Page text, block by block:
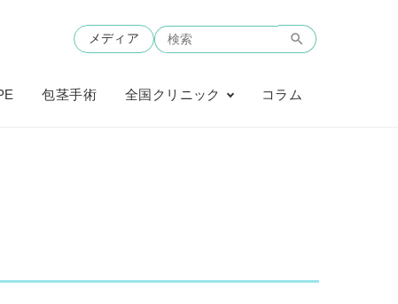
メディア
包茎手術 全国クリニック コラム